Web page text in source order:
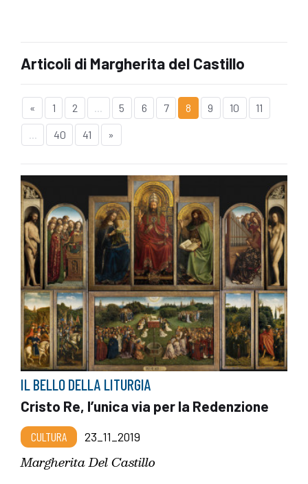
Articoli di Margherita del Castillo
« 1 2 5 6 7 8 9 10 11
... 40 41 »
IL BELLO DELLA LITURGIA
Cristo Re, l’unica via per la Redenzione
CULTURA 23_11_2019
Margherita Del Castillo